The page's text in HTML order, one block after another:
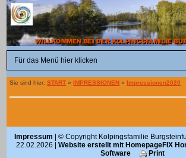
Sie sind hier:START »IMPRESSIONEN »Impressionen2020
Impressum | © Copyright Kolpingsfamilie
22.02.2026 | Website erstellt mit HomepageFIX
Software
Print